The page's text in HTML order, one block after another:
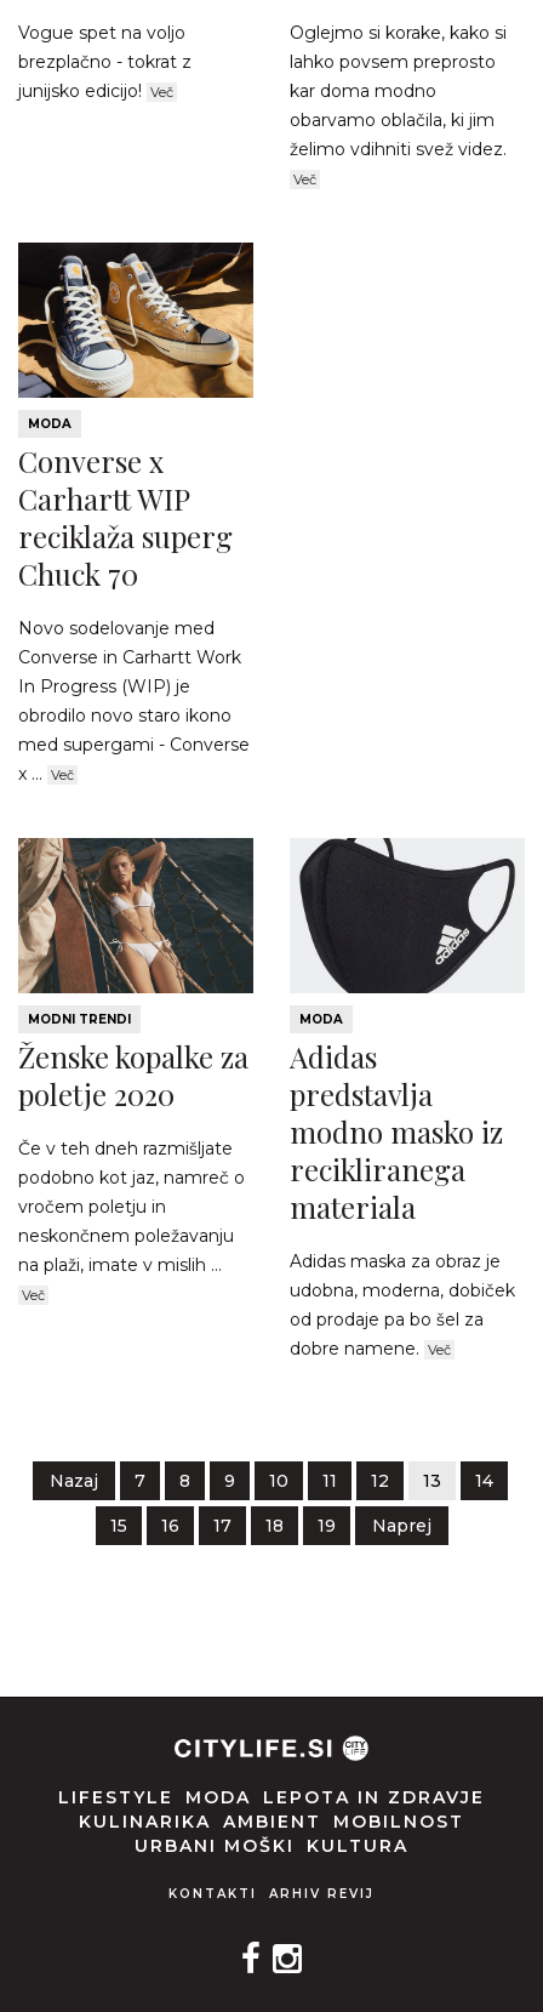
Vogue spet na voljo
brezplačno - tokrat z
junijsko edicijo! Več
Oglejmo si korake, kako si
lahko povsem preprosto
kar doma modno
obarvamo oblačila, ki jim
želimo vdihniti svež videz.
Več
MODA
Converse x
Carhartt WIP
reciklaža superg
Chuck 70
Novo sodelovanje med
Converse in Carhartt Work
In Progress (WIP) je
obrodilo novo staro ikono
med supergami - Converse
x ... Več
MODNI TRENDI
Ženske kopalke za
poletje 2020
Če v teh dneh razmišljate
podobno kot jaz, namreč o
vročem poletju in
neskončnem poležavanju
na plaži, imate v mislih ...
Več
MODA
Adidas
predstavlja
modno masko iz
recikliranega
materiala
Adidas maska za obraz je
udobna, moderna, dobiček
od prodaje pa bo šel za
dobre namene. Več
Nazaj 7 8 9 10 11 12 13 14
15 16 17 18 19 Naprej
LIFESTYLE MODA
LEPOTA IN ZDRAVJE
KULINARIKA
AMBIENT
MOBILNOST
URBANI MOŠKI
KULTURA
KONTAKTI ARHIV REVIJ